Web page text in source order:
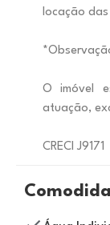
locação
O imóvel
atuação,
CRECI J9171